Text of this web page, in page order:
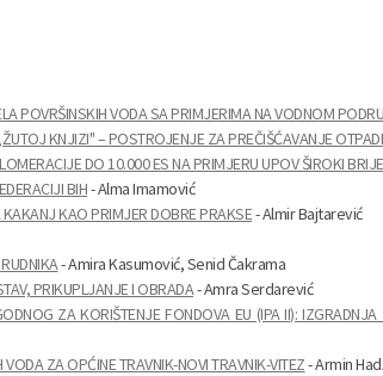
POVRŠINSKIH VODA SA PRIMJERIMA NA VODNOM
KNJIZI" – POSTROJENJE ZA PREČIŠĆAVANJE
DO 10.000 ES NA PRIMJERU UPOV ŠIROKI
BIH- Alma Imamović
KAO PRIMJER DOBRE PRAKSE- Almir Bajtarević
- Amira Kasumović, Senid Čakrama
PRIKUPLJANJE I OBRADA- Amra Serdarević
ZA KORIŠTENJE FONDOVA EU (IPA II):
ZA OPĆINE TRAVNIK-NOVI TRAVNIK-VITEZ- Armin